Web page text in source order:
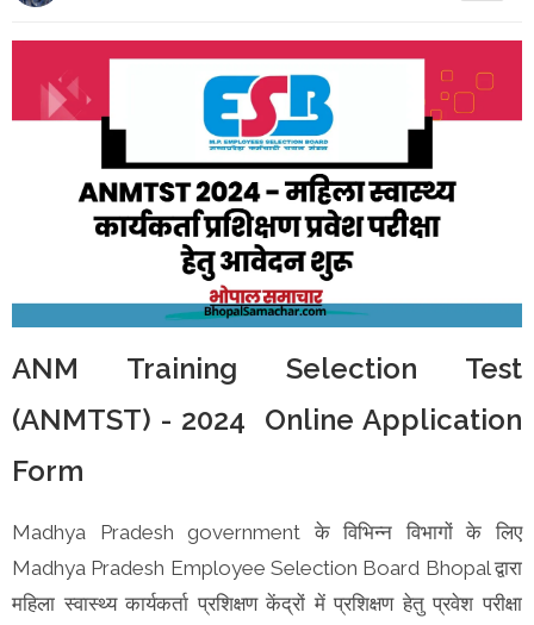
ANM Training Selection Test
(ANMTST) - 2024 Online Application
Form
Madhya Pradesh government के विभिन्न विभागों के लिए
Madhya Pradesh Employee Selection Board Bhopal द्वारा
महिला स्वास्थ्य कार्यकर्ता प्रशिक्षण केंद्रों में प्रशिक्षण हेतु प्रवेश परीक्षा